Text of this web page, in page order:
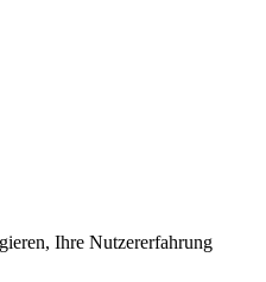
Ihre Nutzererfahrung